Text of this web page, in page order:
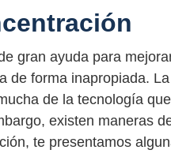
gran ayuda para
de forma inapropiada.
de la tecnología
existen maneras
te presentamos